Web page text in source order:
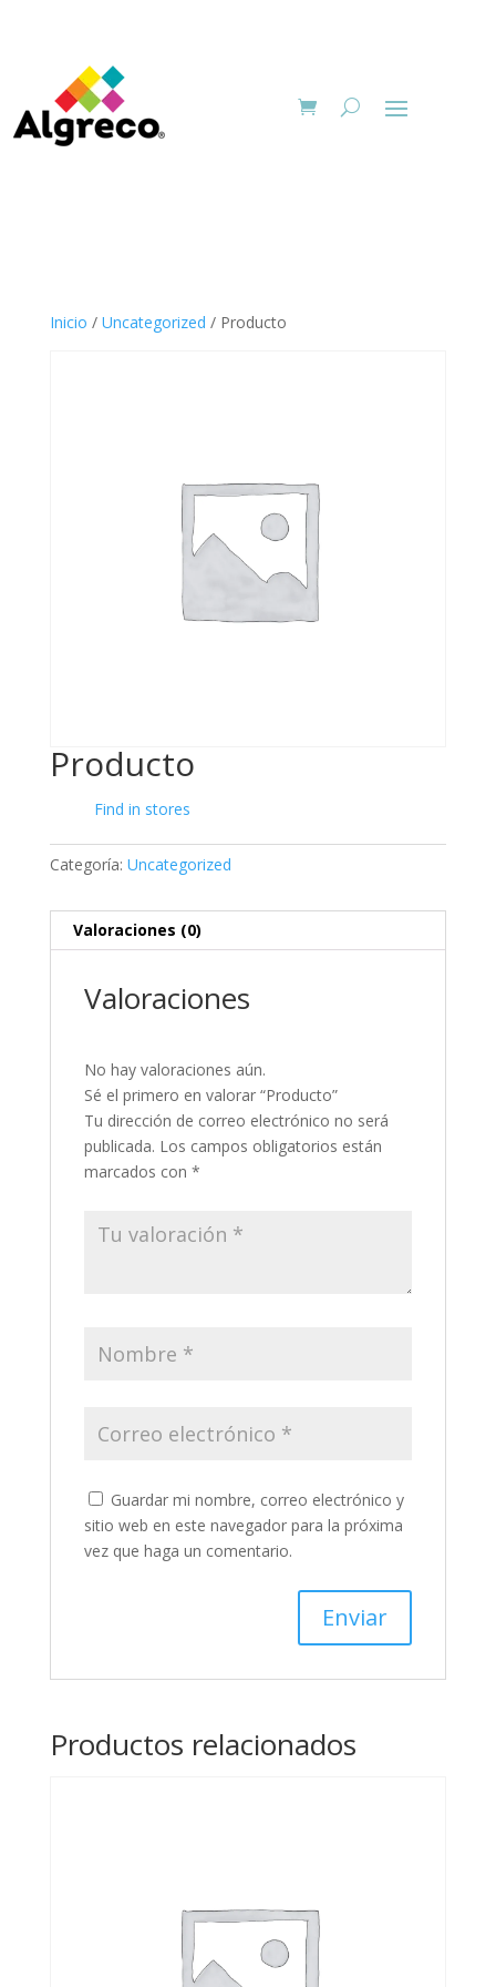
Inicio / Uncategorized / Producto
Producto
Find in stores
Categoría: Uncategorized
Valoraciones (0)
Valoraciones
No hay valoraciones aún.
Sé el primero en valorar “Producto”
Tu dirección de correo electrónico no será
publicada. Los campos obligatorios están
marcados con *
Guardar mi nombre, correo electrónico y
sitio web en este navegador para la próxima
vez que haga un comentario.
Productos relacionados